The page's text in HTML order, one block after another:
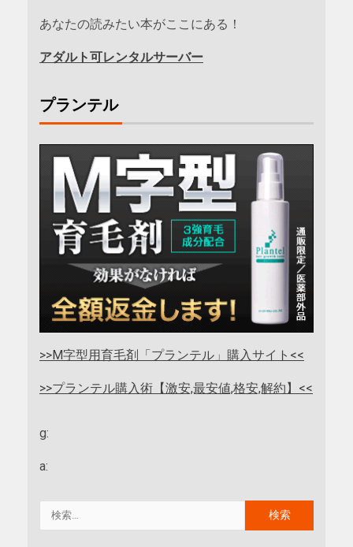
あなたの読みたい本がここにある！
アダルト可レンタルサーバー
プランテル
>>M字型用育毛剤「プランテル」購入サイト<<
>>プランテル購入術【激安,最安値,格安,解約】<<
g:
a: